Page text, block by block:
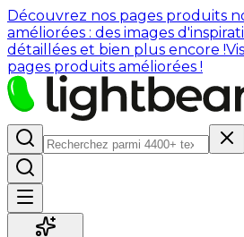
Découvrez nos pages produits
améliorées : des images
détaillées et bien plus encore !
pages produits améliorées !